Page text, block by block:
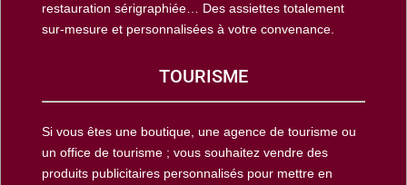
restauration sérigraphiée… Des assiettes totalement
sur-mesure et personnalisées à votre convenance.
TOURISME
Si vous êtes une boutique, une agence de tourisme ou
un office de tourisme ; vous souhaitez vendre des
produits publicitaires personnalisés pour mettre en